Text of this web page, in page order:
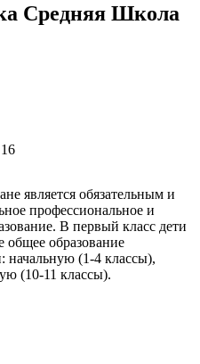
Средняя Школа
является обязательным и
профессиональное и
В первый класс дети
общее образование
начальную (1-4 классы),
(10-11 классы).